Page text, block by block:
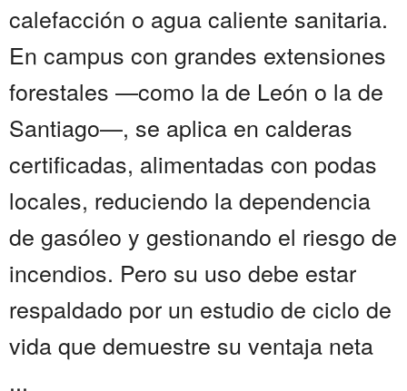
calefacción o agua caliente sanitaria.
En campus con grandes extensiones
forestales —como la de León o la de
Santiago—, se aplica en calderas
certificadas, alimentadas con podas
locales, reduciendo la dependencia
de gasóleo y gestionando el riesgo de
incendios. Pero su uso debe estar
respaldado por un estudio de ciclo de
vida que demuestre su ventaja neta
...